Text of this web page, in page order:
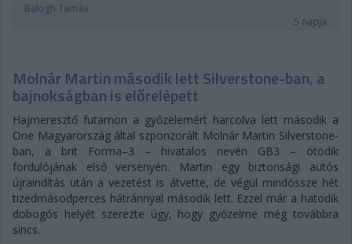
Balogh Tamás
5 napja
Molnár Martin második lett Silverstone-ban, a
bajnokságban is előrelépett
Hajmeresztő futamon a győzelemért harcolva lett második a
One Magyarország által szponzorált Molnár Martin Silverstone-
ban, a brit Forma–3 – hivatalos nevén GB3 – ötödik
fordulójának első versenyén. Martin egy biztonsági autós
újraindítás után a vezetést is átvette, de végül mindössze hét
tizedmásodperces hátránnyal második lett. Ezzel már a hatodik
dobogós helyét szerezte úgy, hogy győzelme még továbbra
sincs.